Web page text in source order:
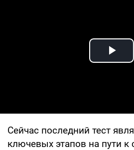
Сейчас последний тест
ключевых этапов на пути к